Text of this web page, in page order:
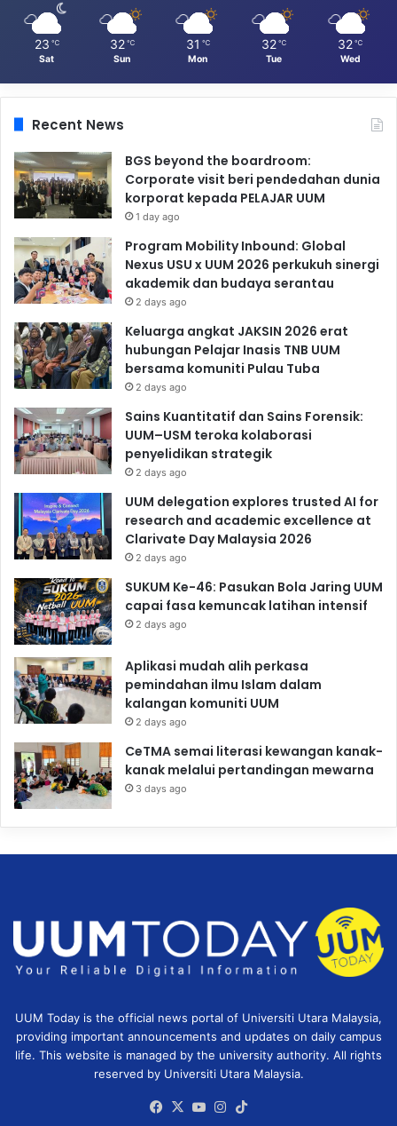
23 ℃
Sat
32 ℃
Sun
31 ℃
Mon
32 ℃
Tue
32 ℃
Wed
Recent News
BGS beyond the boardroom:
Corporate visit beri pendedahan dunia
korporat kepada PELAJAR UUM
1 day ago
Program Mobility Inbound: Global
Nexus USU x UUM 2026 perkukuh sinergi
akademik dan budaya serantau
2 days ago
Keluarga angkat JAKSIN 2026 erat
hubungan Pelajar Inasis TNB UUM
bersama komuniti Pulau Tuba
2 days ago
Sains Kuantitatif dan Sains Forensik:
UUM–USM teroka kolaborasi
penyelidikan strategik
2 days ago
UUM delegation explores trusted AI for
research and academic excellence at
Clarivate Day Malaysia 2026
2 days ago
SUKUM Ke-46: Pasukan Bola Jaring UUM
capai fasa kemuncak latihan intensif
2 days ago
Aplikasi mudah alih perkasa
pemindahan ilmu Islam dalam
kalangan komuniti UUM
2 days ago
CeTMA semai literasi kewangan kanak-
kanak melalui pertandingan mewarna
3 days ago
UUM Today is the official news portal of Universiti Utara Malaysia,
providing important announcements and updates on daily campus
life. This website is managed by the university authority. All rights
reserved by Universiti Utara Malaysia.
Facebook
X YouTubeInstagram